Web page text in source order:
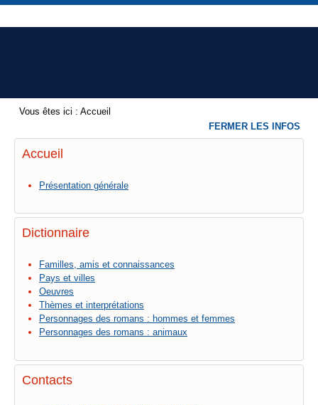
Vous êtes ici : Accueil
Accueil
Présentation générale
Dictionnaire
Familles, amis et connaissances
Pays et villes
Oeuvres
Thèmes et interprétations
Personnages des romans : hommes et femmes
Personnages des romans : animaux
Contacts
FERMER LES INFOS